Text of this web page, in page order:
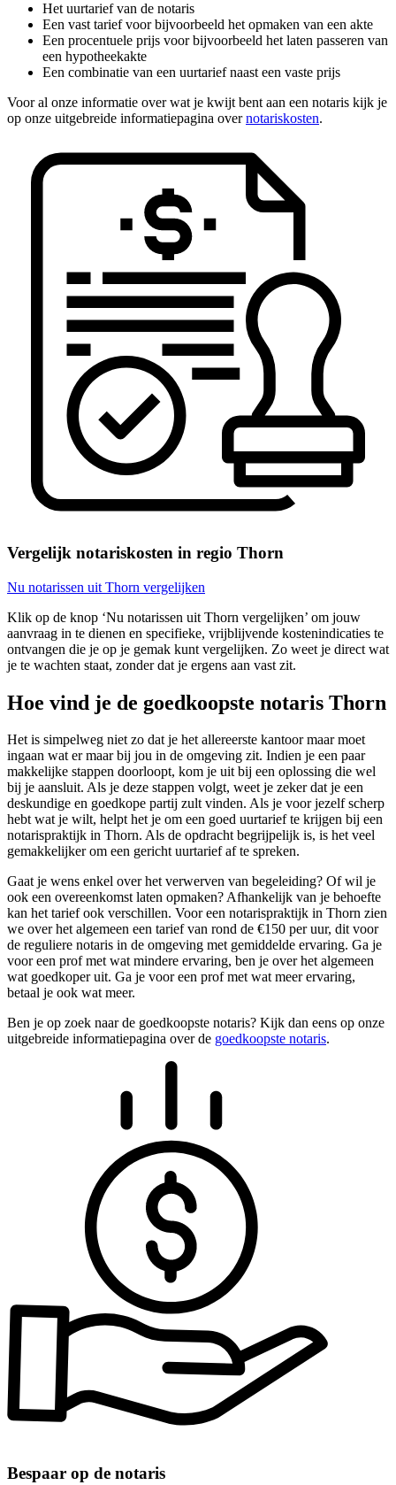
Het uurtarief van de notaris
Een vast tarief voor bijvoorbeeld het opmaken van een akte
Een procentuele prijs voor bijvoorbeeld het laten passeren van
een hypotheekakte
Een combinatie van een uurtarief naast een vaste prijs
Voor al onze informatie over wat je kwijt bent aan een notaris kijk je
op onze uitgebreide informatiepagina overnotariskosten.
Vergelijk notariskosten in regio Thorn
Nu notarissen uit Thorn vergelijken
Klik op de knop ‘Nu notarissen uit Thorn vergelijken’ om jouw
aanvraag in te dienen en specifieke, vrijblijvende kostenindicaties te
ontvangen die je op je gemak kunt vergelijken. Zo weet je direct wat
je te wachten staat, zonder dat je ergens aan vast zit.
Hoe vind je de goedkoopste notaris Thorn
Het is simpelweg niet zo dat je het allereerste kantoor maar moet
ingaan wat er maar bij jou in de omgeving zit. Indien je een paar
makkelijke stappen doorloopt, kom je uit bij een oplossing die wel
bij je aansluit. Als je deze stappen volgt, weet je zeker dat je een
deskundige en goedkope partij zult vinden. Als je voor jezelf scherp
hebt wat je wilt, helpt het je om een goed uurtarief te krijgen bij een
notarispraktijk in Thorn. Als de opdracht begrijpelijk is, is het veel
gemakkelijker om een gericht uurtarief af te spreken.
Gaat je wens enkel over het verwerven van begeleiding? Of wil je
ook een overeenkomst laten opmaken? Afhankelijk van je behoefte
kan het tarief ook verschillen. Voor een notarispraktijk in Thorn zien
we over het algemeen een tarief van rond de €150 per uur, dit voor
de reguliere notaris in de omgeving met gemiddelde ervaring. Ga je
voor een prof met wat mindere ervaring, ben je over het algemeen
wat goedkoper uit. Ga je voor een prof met wat meer ervaring,
betaal je ook wat meer.
Ben je op zoek naar de goedkoopste notaris? Kijk dan eens op onze
uitgebreide informatiepagina over de goedkoopste notaris.
Bespaar op de notaris